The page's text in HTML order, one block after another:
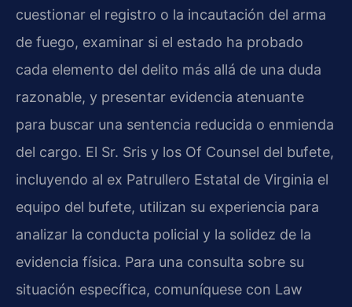
cuestionar el registro o la incautación del arma
de fuego, examinar si el estado ha probado
cada elemento del delito más allá de una duda
razonable, y presentar evidencia atenuante
para buscar una sentencia reducida o enmienda
del cargo. El Sr. Sris y los Of Counsel del bufete,
incluyendo al ex Patrullero Estatal de Virginia el
equipo del bufete, utilizan su experiencia para
analizar la conducta policial y la solidez de la
evidencia física. Para una consulta sobre su
situación específica, comuníquese con Law